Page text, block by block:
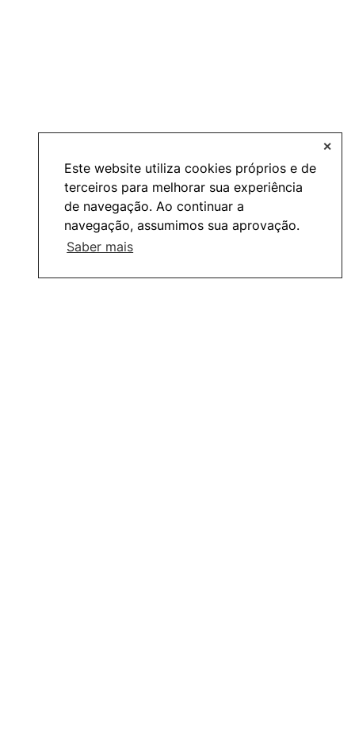
Este website utiliza cookies próprios e de
terceiros para melhorar sua experiência
de navegação. Ao continuar a
navegação, assumimos sua aprovação.
Saber mais
✕